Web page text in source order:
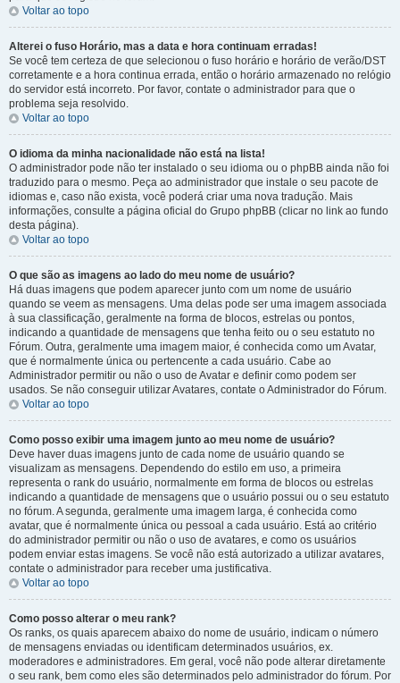
Voltar ao topo
Alterei o fuso Horário, mas a data e hora continuam erradas!
Se você tem certeza de que selecionou o fuso horário e horário de verão/DST
corretamente e a hora continua errada, então o horário armazenado no relógio
do servidor está incorreto. Por favor, contate o administrador para que o
problema seja resolvido.
Voltar ao topo
O idioma da minha nacionalidade não está na lista!
O administrador pode não ter instalado o seu idioma ou o phpBB ainda não foi
traduzido para o mesmo. Peça ao administrador que instale o seu pacote de
idiomas e, caso não exista, você poderá criar uma nova tradução. Mais
informações, consulte a página oficial do Grupo phpBB (clicar no link ao fundo
desta página).
Voltar ao topo
O que são as imagens ao lado do meu nome de usuário?
Há duas imagens que podem aparecer junto com um nome de usuário
quando se veem as mensagens. Uma delas pode ser uma imagem associada
à sua classificação, geralmente na forma de blocos, estrelas ou pontos,
indicando a quantidade de mensagens que tenha feito ou o seu estatuto no
Fórum. Outra, geralmente uma imagem maior, é conhecida como um Avatar,
que é normalmente única ou pertencente a cada usuário. Cabe ao
Administrador permitir ou não o uso de Avatar e definir como podem ser
usados. Se não conseguir utilizar Avatares, contate o Administrador do Fórum.
Voltar ao topo
Como posso exibir uma imagem junto ao meu nome de usuário?
Deve haver duas imagens junto de cada nome de usuário quando se
visualizam as mensagens. Dependendo do estilo em uso, a primeira
representa o rank do usuário, normalmente em forma de blocos ou estrelas
indicando a quantidade de mensagens que o usuário possui ou o seu estatuto
no fórum. A segunda, geralmente uma imagem larga, é conhecida como
avatar, que é normalmente única ou pessoal a cada usuário. Está ao critério
do administrador permitir ou não o uso de avatares, e como os usuários
podem enviar estas imagens. Se você não está autorizado a utilizar avatares,
contate o administrador para receber uma justificativa.
Voltar ao topo
Como posso alterar o meu rank?
Os ranks, os quais aparecem abaixo do nome de usuário, indicam o número
de mensagens enviadas ou identificam determinados usuários, ex.
moderadores e administradores. Em geral, você não pode alterar diretamente
o seu rank, bem como eles são determinados pelo administrador do fórum. Por